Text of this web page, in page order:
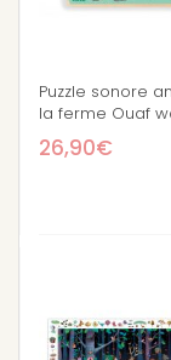
Puzzle sonore
la ferme Ouaf
26,90€